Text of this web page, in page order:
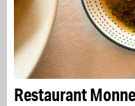
Restaurant